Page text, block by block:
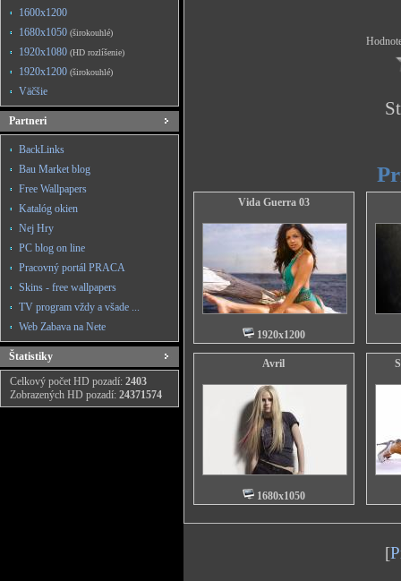
1600x1200
1680x1050 (širokouhlé)
1920x1080 (HD rozlíšenie)
1920x1200 (širokouhlé)
Väčšie
Partneri
BackLinks
Bau Market blog
Free Wallpapers
Katalóg okien
Nej Hry
PC blog on line
Pracovný portál PRACA
Skins - free wallpapers
TV program vždy a všade ...
Web Zabava na Nete
Štatistiky
Celkový počet HD pozadí: 2403
Zobrazených HD pozadí: 24371574
Vida Guerra 03
1920x1200
Avril
1680x1050
[